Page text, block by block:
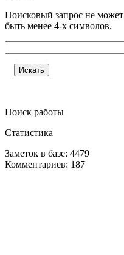
Поисковый запрос не может
быть менее 4-х символов.
Поиск работы
Статистика
Заметок в базе: 4479
Комментариев: 187